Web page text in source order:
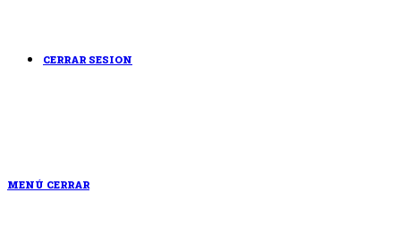
CERRAR SESION
MENÚ CERRAR